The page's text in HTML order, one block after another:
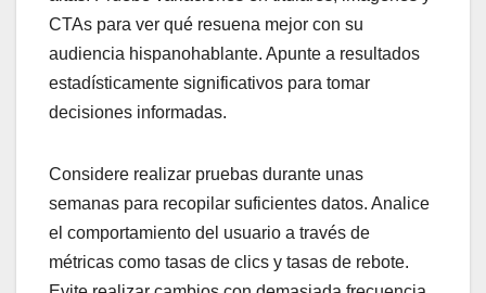
CTAs para ver qué resuena mejor con su
audiencia hispanohablante. Apunte a resultados
estadísticamente significativos para tomar
decisiones informadas.
Considere realizar pruebas durante unas
semanas para recopilar suficientes datos. Analice
el comportamiento del usuario a través de
métricas como tasas de clics y tasas de rebote.